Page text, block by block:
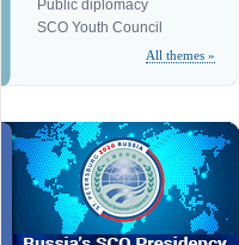
Public diplomacy
SCO Youth Council
All themes »